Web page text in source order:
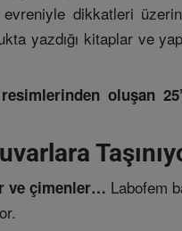
evreniyle dikkatleri
yazdığı kitaplar ve
oluşan
ve çimenler… Labofem